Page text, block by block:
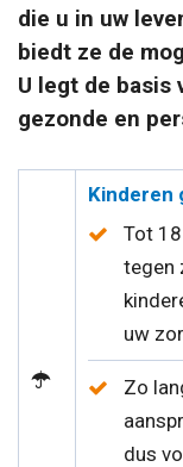
die u in uw
biedt ze de
U legt de basis
gezonde en
Kinderen
Tot
tegen
uw
Zo
dus